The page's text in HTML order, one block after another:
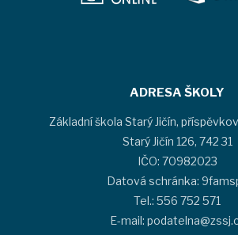
ADRESA ŠKOLY
Základní škola Starý Jičín,
Starý Jičín 126, 742 31
IČO: 70982023
Datová schránka:
Tel.: 556 752 571
E-mail: